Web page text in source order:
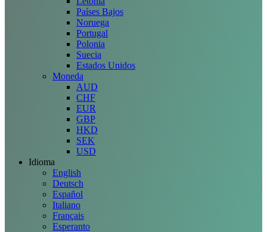
Países Bajos
Noruega
Portugal
Polonia
Suecia
Estados Unidos
Moneda
AUD
CHF
EUR
GBP
HKD
SEK
USD
Idioma
English
Deutsch
Español
Italiano
Français
Esperanto